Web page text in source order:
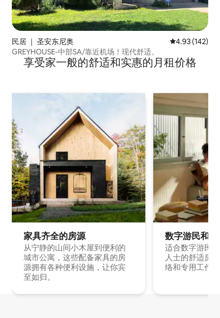
民居 ｜ 圣安东尼奥 平均评分 4.93
4.93 (142)
GREYHOUSE-中部SA/靠近机场！现代舒适。
享受家一般的舒适和实惠的月租价格
家具齐全的房源
从宁静的山间小木屋到便利的
城市公寓，这些配备家具的房
源拥有各种便利设施，让你宾
至如归。
数字游民和
适合数字游民
人士的舒适房
络和专用工作